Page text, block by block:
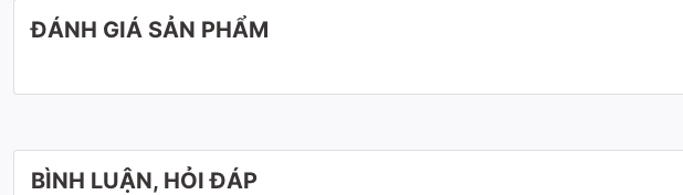
ĐÁNH GIÁ SẢN PHẨM
BÌNH LUẬN, HỎI ĐÁP